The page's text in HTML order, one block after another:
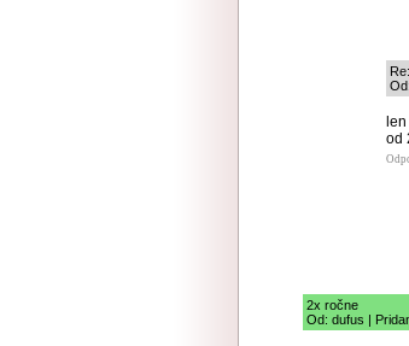
od
2x ročne
Od: dufus |